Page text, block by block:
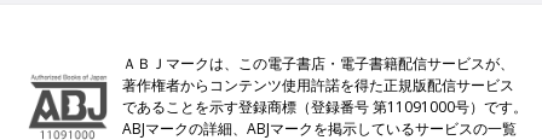
ＡＢＪマークは、この電子書店・電子書籍配信サービスが、
著作権者からコンテンツ使用許諾を得た正規版配信サービス
であることを示す登録商標（登録番号 第11091000号）です。
ABJマークの詳細、ABJマークを掲示しているサービスの一覧